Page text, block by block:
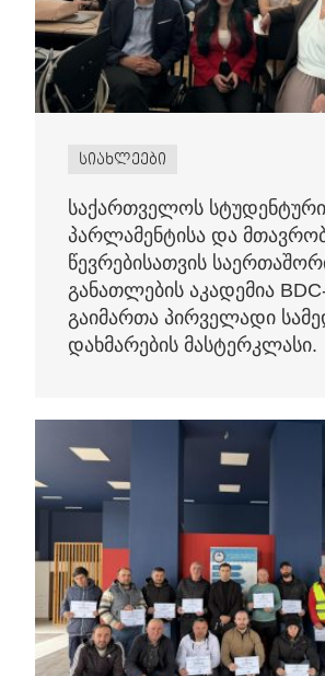
სიახლეები
საქართველოს სტუდენტური
პარლამენტისა და
წევრებისათვის
განათლების აკადემია
გაიმართა პირველადი
დახმარების მასტერკლასი.